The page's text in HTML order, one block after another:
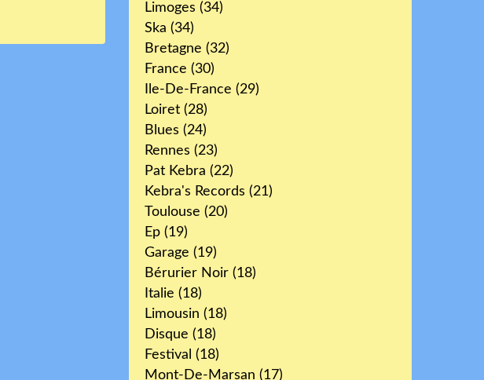
Limoges (34)
Ska (34)
Bretagne (32)
France (30)
Ile-De-France (29)
Loiret (28)
Blues (24)
Rennes (23)
Pat Kebra (22)
Kebra's Records (21)
Toulouse (20)
Ep (19)
Garage (19)
Bérurier Noir (18)
Italie (18)
Limousin (18)
Disque (18)
Festival (18)
Mont-De-Marsan (17)